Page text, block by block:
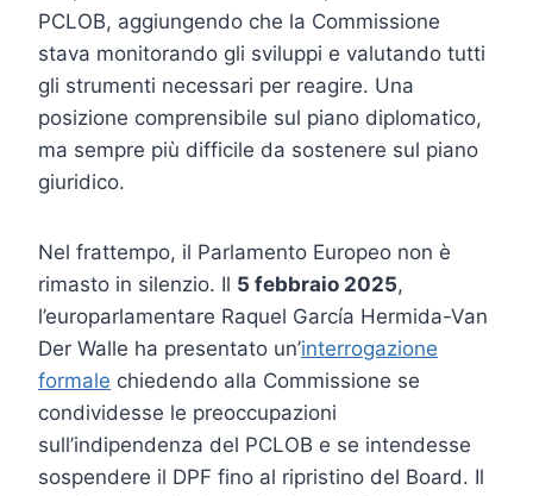
PCLOB, aggiungendo che la Commissione
stava monitorando gli sviluppi e valutando tutti
gli strumenti necessari per reagire. Una
posizione comprensibile sul piano diplomatico,
ma sempre più difficile da sostenere sul piano
giuridico.
Nel frattempo, il Parlamento Europeo non è
rimasto in silenzio. Il 5 febbraio 2025,
l’europarlamentare Raquel García Hermida-Van
Der Walle ha presentato un’interrogazione
formale chiedendo alla Commissione se
condividesse le preoccupazioni
sull’indipendenza del PCLOB e se intendesse
sospendere il DPF fino al ripristino del Board. Il